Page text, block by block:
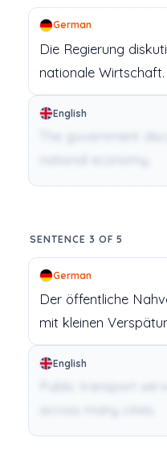
German
Die Regierung
nationale Wirtschaft.
English
SENTENCE 3 OF 5
German
Der öffentliche
mit kleinen
English